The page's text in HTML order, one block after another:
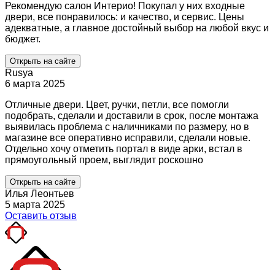
Рекомендую салон Интерио! Покупал у них входные
двери, все понравилось: и качество, и сервис. Цены
адекватные, а главное достойный выбор на любой вкус и
бюджет.
Открыть на сайте
Rusya
6 марта 2025
Отличные двери. Цвет, ручки, петли, все помогли
подобрать, сделали и доставили в срок, после монтажа
выявилась проблема с наличниками по размеру, но в
магазине все оперативно исправили, сделали новые.
Отдельно хочу отметить портал в виде арки, встал в
прямоугольный проем, выглядит роскошно
Открыть на сайте
Илья Леонтьев
5 марта 2025
Оставить отзыв